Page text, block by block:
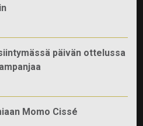
päivän ottelussa
Momo Cissé